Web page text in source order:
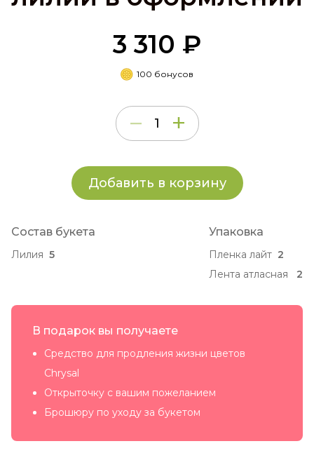
3 310 ₽
100 бонусов
Добавить в корзину
Состав букета
Лилия 5
Упаковка
Пленка лайт 2
Лента атласная
2
В подарок вы получаете
Средство для продления жизни цветов
Chrysal
Открыточку с вашим пожеланием
Брошюру по уходу за букетом